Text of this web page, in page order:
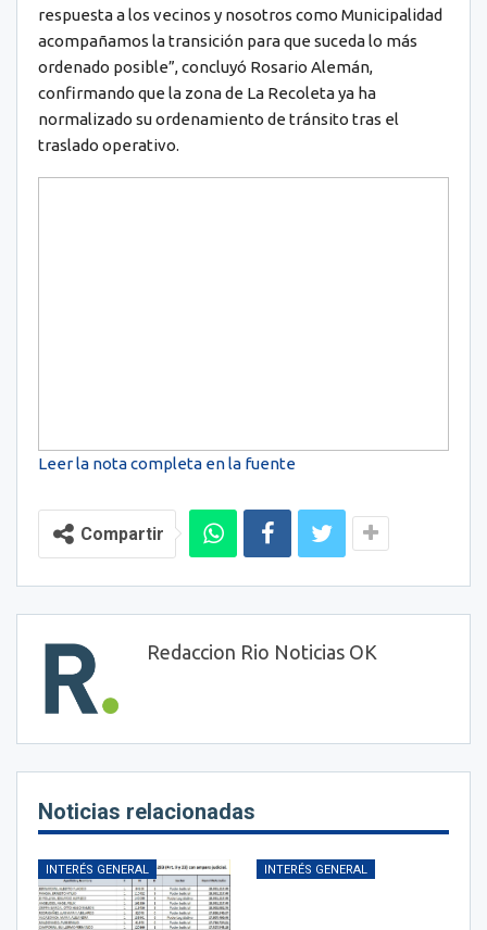
respuesta a los vecinos y nosotros como Municipalidad
acompañamos la transición para que suceda lo más
ordenado posible”, concluyó Rosario Alemán,
confirmando que la zona de La Recoleta ya ha
normalizado su ordenamiento de tránsito tras el
traslado operativo.
Leer la nota completa en la fuente
Compartir
Redaccion Rio Noticias OK
Noticias relacionadas
INTERÉS GENERAL INTERÉS GENERAL